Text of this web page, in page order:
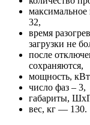
максимальное
32,
время
загрузки не
после
сохраняются,
мощность,
число фаз – 3,
габариты,
вес, кг — 130.